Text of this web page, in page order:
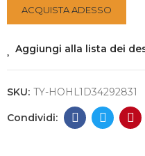
ACQUISTA ADESSO
Aggiungi alla lista dei
SKU: TY-HOHL1D34292831